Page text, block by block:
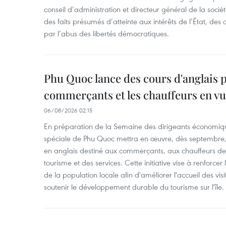
conseil d’administration et directeur général de la
des faits présumés d’atteinte aux intérêts de l’État,
par l’abus des libertés démocratiques.
Phu Quoc lance des cours d'anglais
commerçants et les chauffeurs en
06/08/2026 02:15
En préparation de la Semaine des dirigeants
spéciale de Phu Quoc mettra en œuvre, dès
en anglais destiné aux commerçants, aux chauffeurs
tourisme et des services. Cette initiative vise à
de la population locale afin d'améliorer l'accueil des
soutenir le développement durable du tourisme sur l'île.